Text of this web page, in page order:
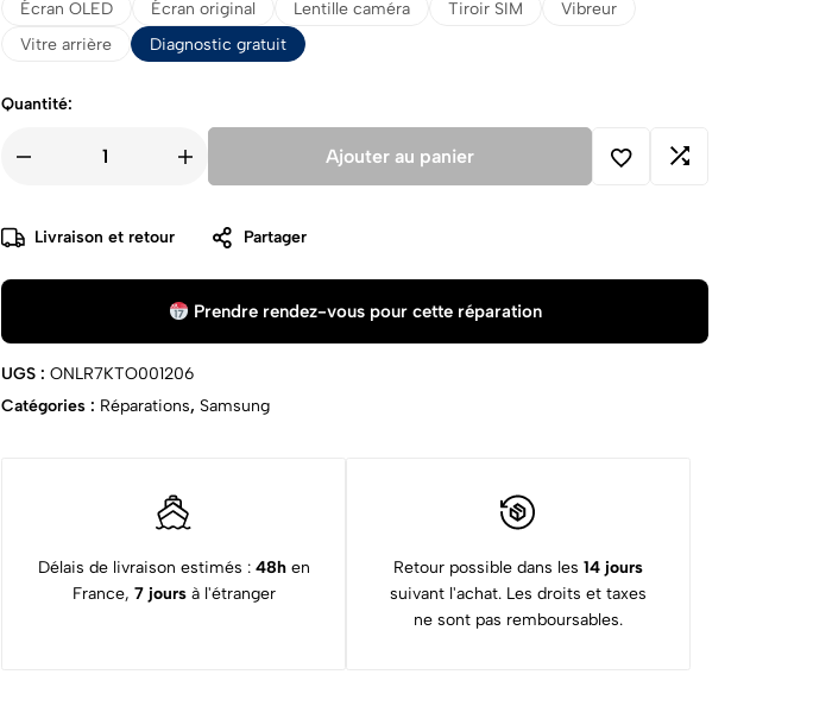
Écran OLED
Écran original Lentille caméra Tiroir SIM
Vibreur
Vitre arrière
Diagnostic gratuit
Quantité:
Ajouter au panier
Livraison et retour Partager
Prendre rendez-vous pour cette réparation
UGS : ONLR7KTO001206
Catégories : Réparations, Samsung
Délais de livraison estimés : 48h en
France, 7 joursà l'étranger
Retour possible dans les 14 jours
suivant l'achat. Les droits et taxes
ne sont pas remboursables.